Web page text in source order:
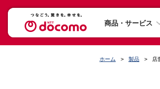
商品・サービス
ホーム 製品 店